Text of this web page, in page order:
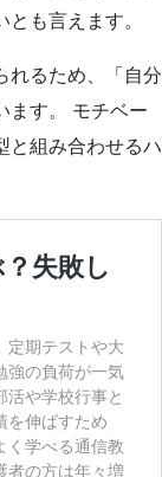
も言えます。
れるため、「自分
ます。 モチベー
と組み合わせるハ